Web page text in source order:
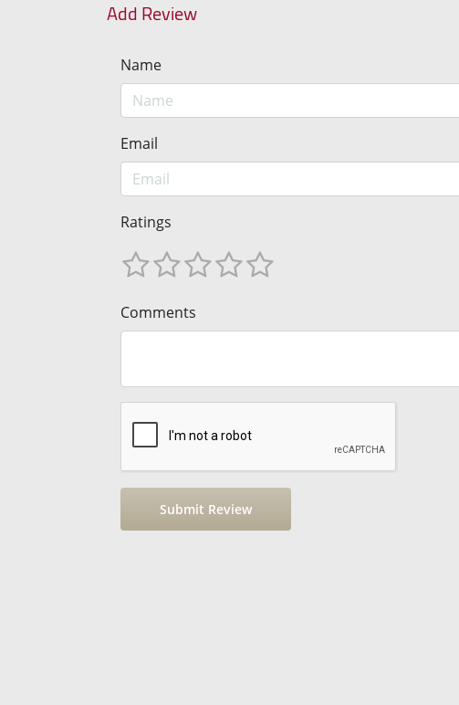
Add Review
Name
Email
Ratings
Comments